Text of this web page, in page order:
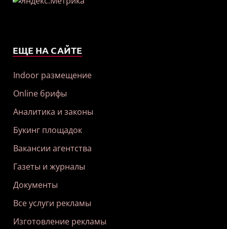
ЕЩЕ НА САЙТЕ
Indoor размещение
Online брифы
Аналитика и законы
Букинг площадок
Вакансии агентства
Газеты и журналы
Документы
Все услуги рекламы
Изготовление рекламы